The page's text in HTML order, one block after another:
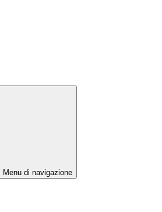
Menu di navigazione